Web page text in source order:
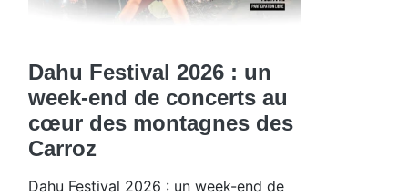
Dahu Festival 2026 : un
week-end de concerts au
cœur des montagnes des
Carroz
Dahu Festival 2026 : un week-end de